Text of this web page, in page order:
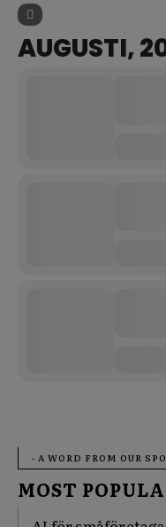
AUGUSTI,
- A WORD FROM OUR
MOST